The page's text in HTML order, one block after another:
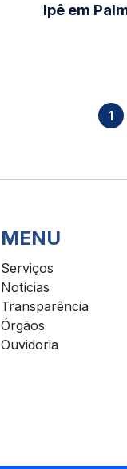
Ipê em
1
MENU
Serviços
Notícias
Transparência
Órgãos
Ouvidoria